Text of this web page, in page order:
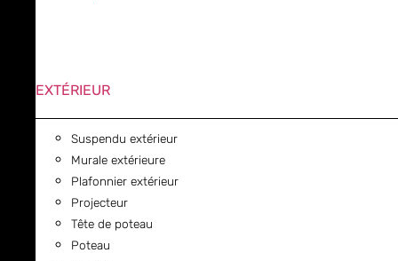
EXTÉRIEUR
Suspendu extérieur
Murale extérieure
Plafonnier extérieur
Projecteur
Tête de poteau
Poteau